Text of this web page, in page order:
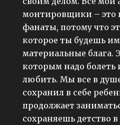
монтировщики – это
фанаты, потому что
которое ты будешь
материальные блага.
которым надо болеть
любить. Мы все в
сохранил в себе
продолжает
сохраняешь детство